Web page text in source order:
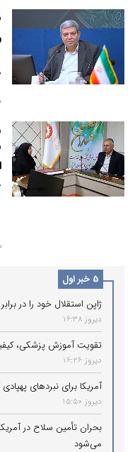
5 خبر اول
ژاپن استقلال خود را در
دیروز 16:38
تقویت آموزش پزشکی،
دیروز 16:26
آمریکا برای نبردهای پهپادی
دیروز 15:50
بحران تأمین سلاح در
می‌شود